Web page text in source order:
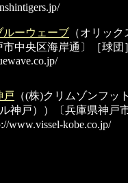
ルーウェーブ （オリッ
市中央区海岸通〕［球団
戸 （(株)クリムゾンフッ
神戸））〔兵庫県神戸
www.vissel-kobe.co.jp/